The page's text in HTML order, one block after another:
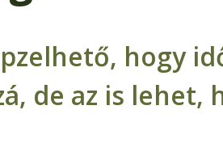
hogy
de az is